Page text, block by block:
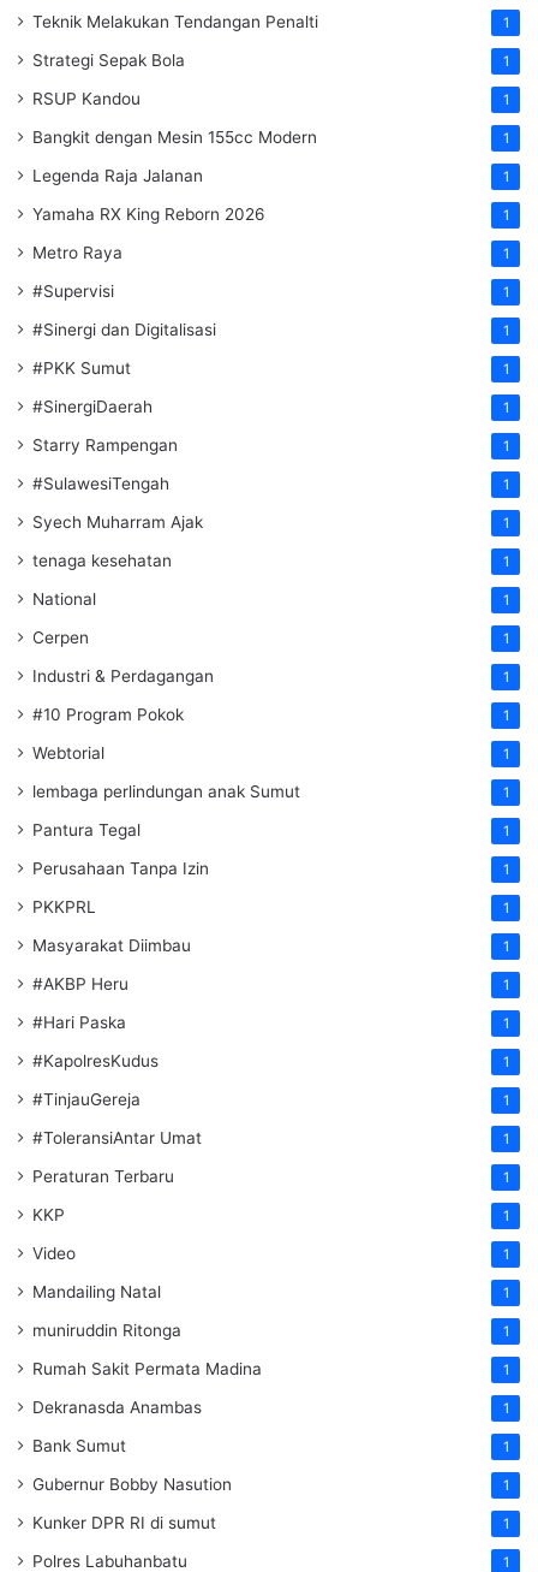
Teknik Melakukan Tendangan Penalti 1
Strategi Sepak Bola 1
RSUP Kandou 1
Bangkit dengan Mesin 155cc Modern 1
Legenda Raja Jalanan 1
Yamaha RX King Reborn 2026 1
Metro Raya 1
#Supervisi 1
#Sinergi dan Digitalisasi 1
#PKK Sumut 1
#SinergiDaerah 1
Starry Rampengan 1
#SulawesiTengah 1
Syech Muharram Ajak 1
tenaga kesehatan 1
National 1
Cerpen 1
Industri & Perdagangan 1
#10 Program Pokok 1
Webtorial 1
lembaga perlindungan anak Sumut 1
Pantura Tegal 1
Perusahaan Tanpa Izin 1
PKKPRL 1
Masyarakat Diimbau 1
#AKBP Heru 1
#Hari Paska 1
#KapolresKudus 1
#TinjauGereja 1
#ToleransiAntar Umat 1
Peraturan Terbaru 1
KKP 1
Video 1
Mandailing Natal 1
muniruddin Ritonga 1
Rumah Sakit Permata Madina 1
Dekranasda Anambas 1
Bank Sumut 1
Gubernur Bobby Nasution 1
Kunker DPR RI di sumut 1
Polres Labuhanbatu 1